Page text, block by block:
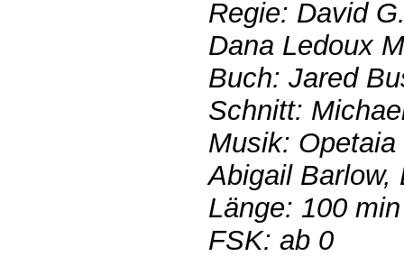
Regie: David
Dana Ledoux
Buch: Jared
Schnitt:
Musik:
Abigail Barlow,
Länge: 100 min
FSK: ab 0